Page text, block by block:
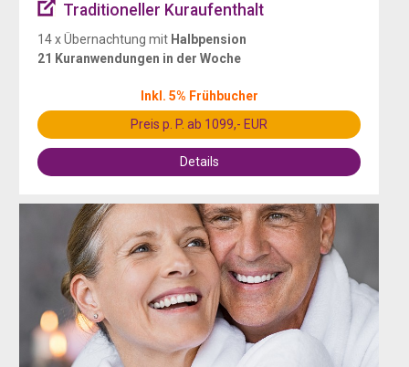
Traditioneller Kuraufenthalt
14 x Übernachtung mit Halbpension
21 Kuranwendungen in der Woche
Inkl. 5% Frühbucher
Preis p. P. ab 1099,- EUR
Details